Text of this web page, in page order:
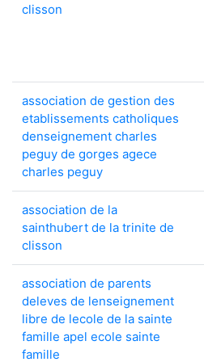
clisson
association de gestion des
etablissements catholiques
denseignement charles
peguy de gorges agece
charles peguy
association de la
sainthubert de la trinite de
clisson
association de parents
deleves de lenseignement
libre de lecole de la sainte
famille apel ecole sainte
famille